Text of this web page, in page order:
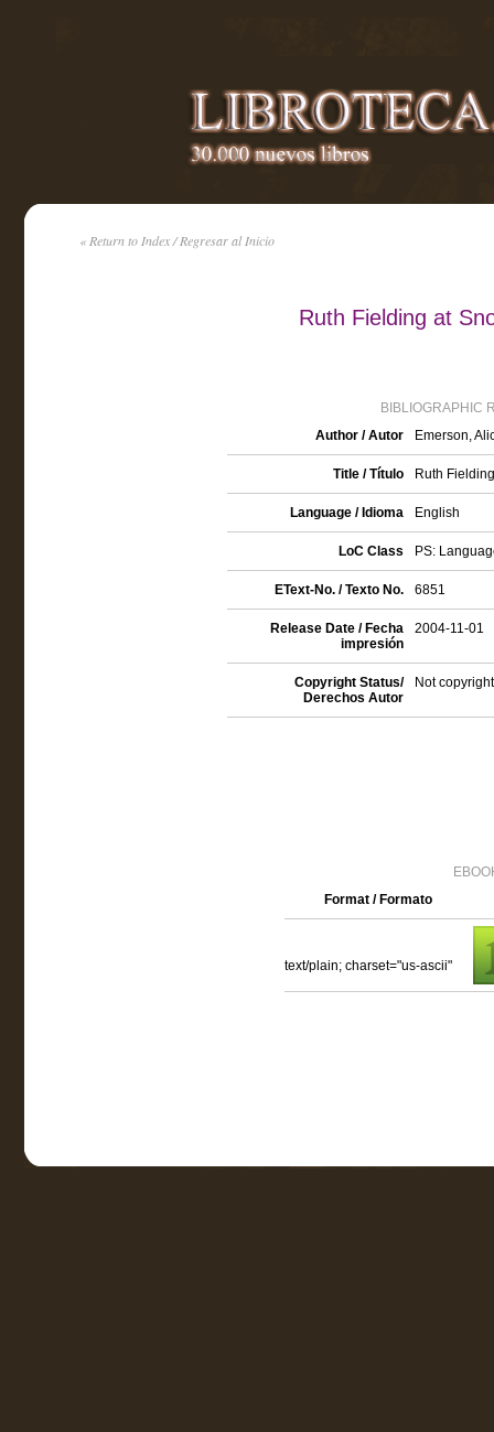
« Return to Index / Regresar al Inicio
Ruth Fielding at
BIBLIOGRAPHIC
Author / Autor
Emerson,
Title / Título Ruth
Language / Idioma English
LoC Class PS:
EText-No. / Texto No. 6851
Release Date / Fecha
impresión
2004-11-01
Copyright Status/
Derechos Autor
Not
Format / Formato
text/plain; charset="us-ascii"